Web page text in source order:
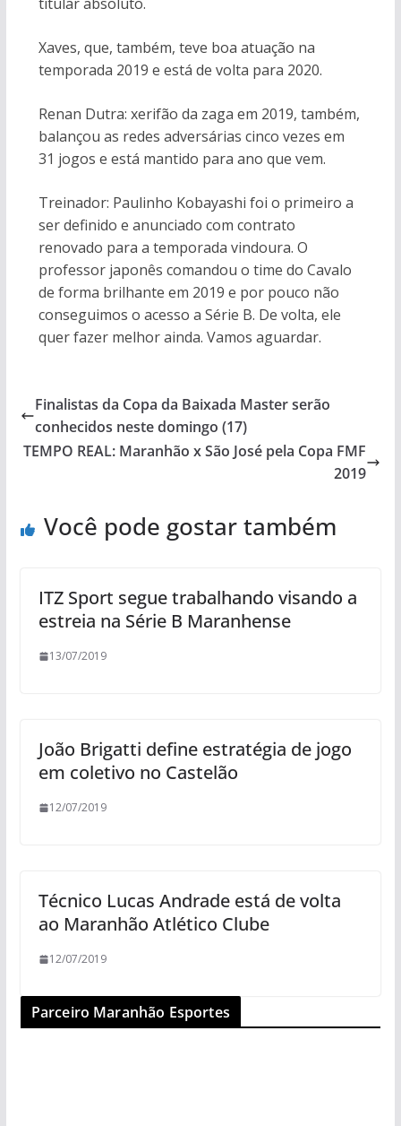
Xaves, que, também, teve boa atuação na
temporada 2019 e está de volta para 2020.
Renan Dutra: xerifão da zaga em 2019, também,
balançou as redes adversárias cinco vezes em
31 jogos e está mantido para ano que vem.
Treinador: Paulinho Kobayashi foi o primeiro a
ser definido e anunciado com contrato
renovado para a temporada vindoura. O
professor japonês comandou o time do Cavalo
de forma brilhante em 2019 e por pouco não
conseguimos o acesso a Série B. De volta, ele
quer fazer melhor ainda. Vamos aguardar.
Finalistas da Copa da Baixada Master serão
conhecidos neste domingo (17)
TEMPO REAL: Maranhão x São José pela Copa FMF
2019
Você pode gostar também
ITZ Sport segue trabalhando visando a
estreia na Série B Maranhense
13/07/2019
João Brigatti define estratégia de jogo
em coletivo no Castelão
12/07/2019
Técnico Lucas Andrade está de volta
ao Maranhão Atlético Clube
12/07/2019
Parceiro Maranhão Esportes